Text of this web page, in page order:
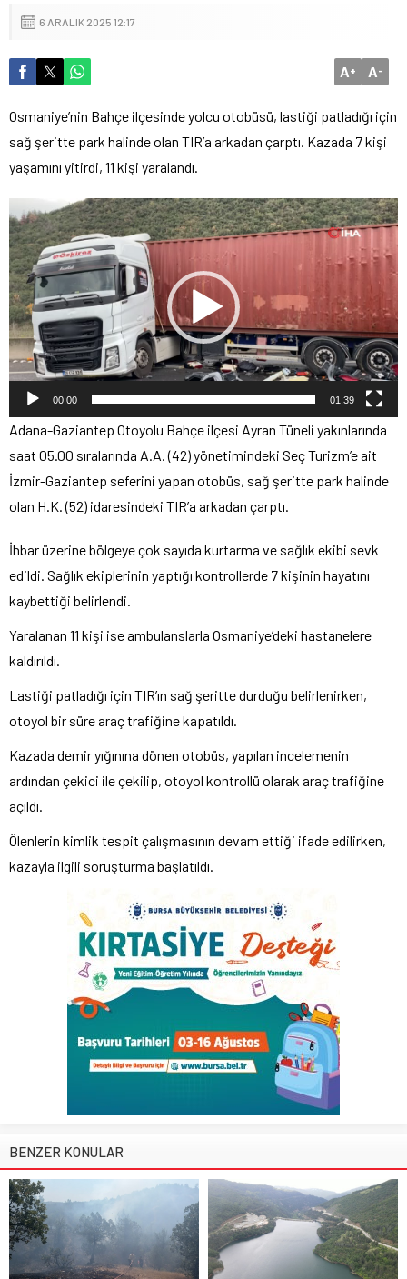
6 ARALIK 2025 12:17
A+ A-
Osmaniye’nin Bahçe ilçesinde yolcu otobüsü, lastiği patladığı için
sağ şeritte park halinde olan TIR’a arkadan çarptı. Kazada 7 kişi
yaşamını yitirdi, 11 kişi yaralandı.
Video
oynatıcı
00:00 01:39
Adana-Gaziantep Otoyolu Bahçe ilçesi Ayran Tüneli yakınlarında
saat 05.00 sıralarında A.A. (42) yönetimindeki Seç Turizm’e ait
İzmir-Gaziantep seferini yapan otobüs, sağ şeritte park halinde
olan H.K. (52) idaresindeki TIR’a arkadan çarptı.
İhbar üzerine bölgeye çok sayıda kurtarma ve sağlık ekibi sevk
edildi. Sağlık ekiplerinin yaptığı kontrollerde 7 kişinin hayatını
kaybettiği belirlendi.
Yaralanan 11 kişi ise ambulanslarla Osmaniye’deki hastanelere
kaldırıldı.
Lastiği patladığı için TIR’ın sağ şeritte durduğu belirlenirken,
otoyol bir süre araç trafiğine kapatıldı.
Kazada demir yığınına dönen otobüs, yapılan incelemenin
ardından çekici ile çekilip, otoyol kontrollü olarak araç trafiğine
açıldı.
Ölenlerin kimlik tespit çalışmasının devam ettiği ifade edilirken,
kazayla ilgili soruşturma başlatıldı.
BENZER KONULAR